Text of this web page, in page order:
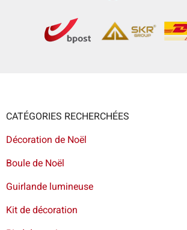
CATÉGORIES RECHERCHÉES
Décoration de Noël
Boule de Noël
Guirlande lumineuse
Kit de décoration